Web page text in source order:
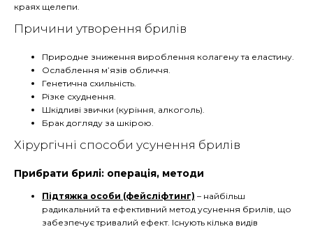
краях щелепи.
Причини утворення брилів
Природне зниження вироблення колагену та еластину.
Ослаблення м’язів обличчя.
Генетична схильність.
Різке схуднення.
Шкідливі звички (куріння, алкоголь).
Брак догляду за шкірою.
Хірургічні способи усунення брилів
Прибрати брилі: операція, методи
Підтяжка особи (фейсліфтинг) – найбільш
радикальний та ефективний метод усунення брилів, що
забезпечує тривалий ефект. Існують кілька видів